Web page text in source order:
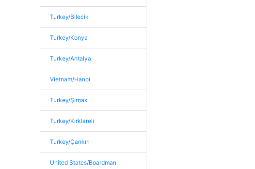
Turkey/Bilecik
Turkey/Konya
Turkey/Antalya
Vietnam/Hanoi
Turkey/Şırnak
Turkey/Kırklareli
Turkey/Çankırı
United States/Boardman